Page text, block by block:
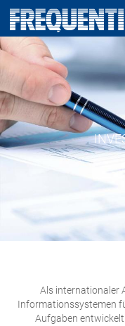
Direkt
zum
Inhalt
Als internationaler
Informationssystemen
Aufgaben